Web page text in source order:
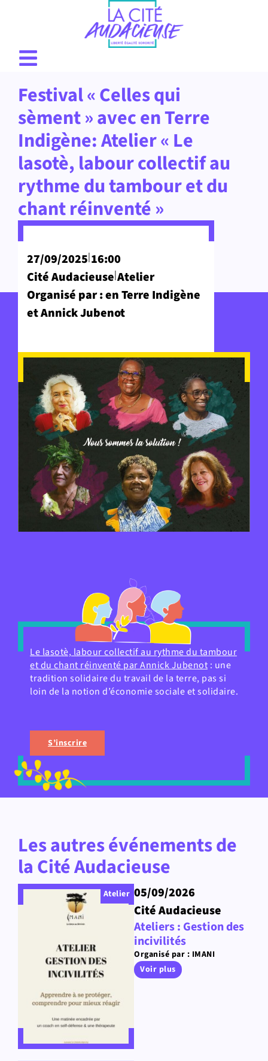
Festival « Celles qui
sèment » avec en Terre
Indigène: Atelier « Le
lasotè, labour collectif au
rythme du tambour et du
chant réinventé »
27/09/2025|16:00
Cité Audacieuse|Atelier
Organisé par : en Terre Indigène
et Annick Jubenot
Le lasotè, labour collectif au rythme du tambour
et du chant réinventé par Annick Jubenot : une
tradition solidaire du travail de la terre, pas si
loin de la notion d’économie sociale et solidaire.
S’inscrire
Les autres événements de
la Cité Audacieuse
Atelier 05/09/2026
Cité Audacieuse
Ateliers : Gestion des
incivilités
Organisé par : IMANI
Voir plus